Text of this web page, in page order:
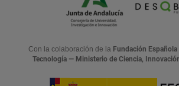
Con la colaboración de la Fundación
Tecnología — Ministerio de Ciencia,